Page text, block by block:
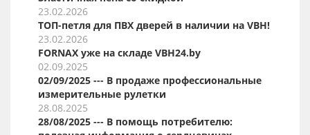
23.02.2026
ТОП-петля для ПВХ дверей в наличии на VBH!
23.02.2026
FORNAX уже на складе VBH24.by
02.09.2025
02/09/2025 --- В продаже профессиональные
измерительные рулетки
28.08.2025
28/08/2025 --- В помощь потребителю: